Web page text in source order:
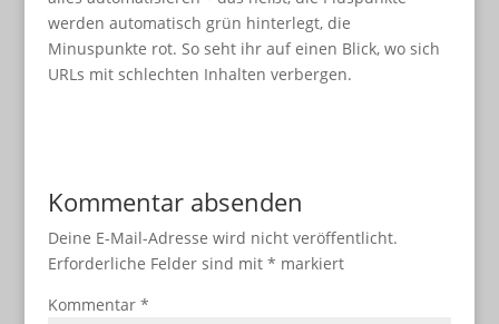
werden automatisch grün hinterlegt, die
Minuspunkte rot. So seht ihr auf einen Blick, wo sich
URLs mit schlechten Inhalten verbergen.
Kommentar absenden
Deine E-Mail-Adresse wird nicht veröffentlicht.
Erforderliche Felder sind mit * markiert
Kommentar *